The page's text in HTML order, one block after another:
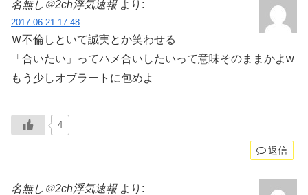
名無し＠2ch浮気速報 より:
2017-06-21 17:48
Ｗ不倫しといて誠実とか笑わせる
「合いたい」ってハメ合いしたいって意味そのままかよw
もう少しオブラートに包めよ
4
返信
名無し＠2ch浮気速報 より: